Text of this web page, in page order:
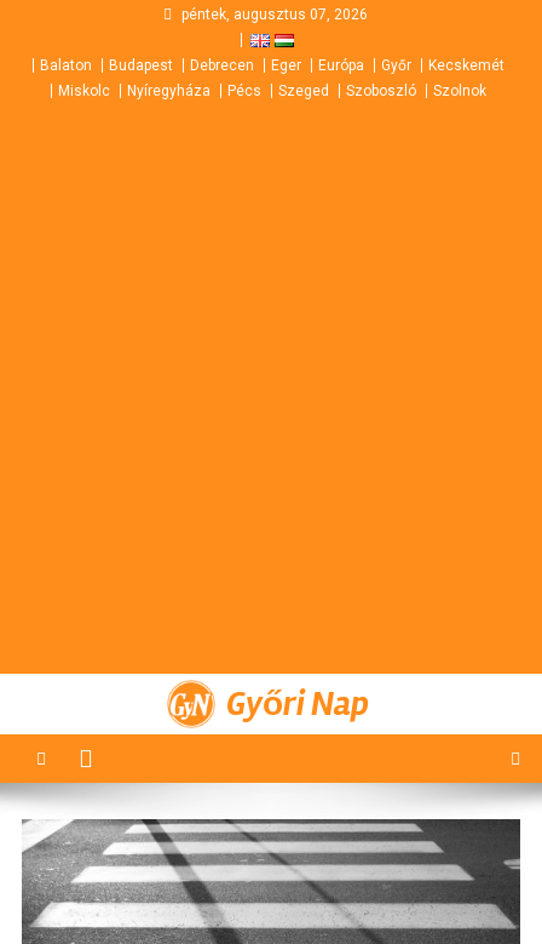
content
péntek, augusztus 07, 2026
Balaton Budapest Debrecen Eger Európa Győr
Kecskemét
Miskolc
Nyíregyháza Pécs Szeged Szoboszló Szolnok
Győri Nap